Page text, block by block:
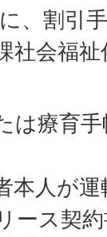
、割引
社会福
は療育
本人が
ース契